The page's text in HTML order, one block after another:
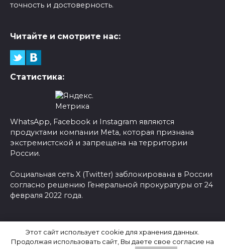
точность и достоверность.
Читайте и смотрите нас:
Статистика:
WhatsApp, Facebook и Instagram являются
продуктами компании Meta, которая признана
экстремистской и запрещена на территории
России.
Социальная сеть X (Twitter) заблокирована в России
согласно решению Генеральной прокуратуры от 24
февраля 2022 года.
Последние новости России
Этот сайт использует cookie для хранения данных.
Продолжая использовать сайт, Вы даете свое согласие на